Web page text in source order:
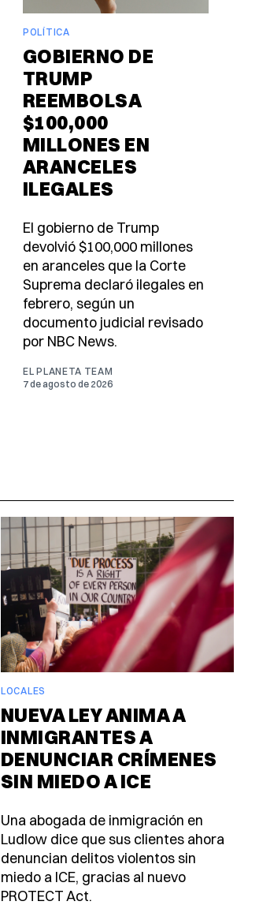
POLÍTICA
GOBIERNO DE
TRUMP
REEMBOLSA
$100,000
MILLONES EN
ARANCELES
ILEGALES
El gobierno de Trump
devolvió $100,000 millones
en aranceles que la Corte
Suprema declaró ilegales en
febrero, según un
documento judicial revisado
por NBC News.
EL PLANETA TEAM
7 de agosto de 2026
LOCALES
NUEVA LEY ANIMA A
INMIGRANTES A
DENUNCIAR CRÍMENES
SIN MIEDO A ICE
Una abogada de inmigración en
Ludlow dice que sus clientes ahora
denuncian delitos violentos sin
miedo a ICE, gracias al nuevo
PROTECT Act.